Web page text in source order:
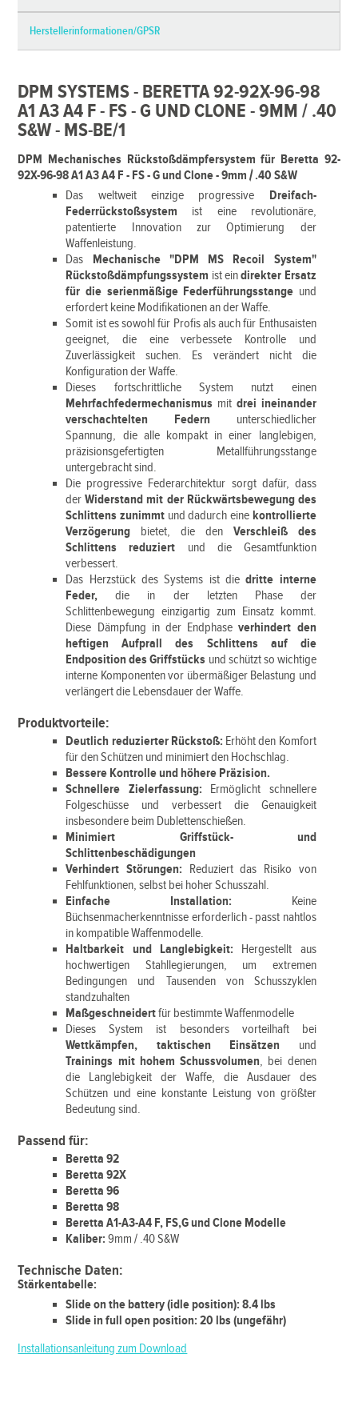
Herstellerinformationen/GPSR
DPM SYSTEMS - BERETTA 92-92X-96-98
A1 A3 A4 F - FS - G UND CLONE - 9MM / .40
S&W - MS-BE/1
DPM Mechanisches Rückstoßdämpfersystem für Beretta 92-
92X-96-98 A1 A3 A4 F - FS - G und Clone - 9mm / .40 S&W
Das weltweit einzige progressive Dreifach-
Federrückstoßsystem ist eine revolutionäre,
patentierte Innovation zur Optimierung der
Waffenleistung.
Das Mechanische "DPM MS Recoil System"
Rückstoßdämpfungssystem ist eindirekter Ersatz
für die serienmäßige Federführungsstange und
erfordert keine Modifikationen an der Waffe.
Somit ist es sowohl für Profis als auch für Enthusaisten
geeignet, die eine verbessete Kontrolle und
Zuverlässigkeit suchen. Es verändert nicht die
Konfiguration der Waffe.
Dieses fortschrittliche System nutzt einen
Mehrfachfedermechanismus mit drei ineinander
verschachtelten Federn unterschiedlicher
Spannung, die alle kompakt in einer langlebigen,
präzisionsgefertigten Metallführungsstange
untergebracht sind.
Die progressive Federarchitektur sorgt dafür, dass
derWiderstand mit der Rückwärtsbewegung des
Schlittens zunimmt und dadurch eine kontrollierte
Verzögerung bietet, die den Verschleiß des
Schlittens reduziert und die Gesamtfunktion
verbessert.
Das Herzstück des Systems ist diedritte interne
Feder, die in der letzten Phase der
Schlittenbewegung einzigartig zum Einsatz kommt.
Diese Dämpfung in der Endphaseverhindert den
heftigen Aufprall des Schlittens auf die
Endposition des Griffstücks und schützt so wichtige
interne Komponenten vor übermäßiger Belastung und
verlängert die Lebensdauer der Waffe.
Produktvorteile:
Deutlich reduzierter Rückstoß: Erhöht den Komfort
für den Schützen und minimiert den Hochschlag.
Bessere Kontrolle und höhere Präzision.
Schnellere Zielerfassung: Ermöglicht schnellere
Folgeschüsse und verbessert die Genauigkeit
insbesondere beim Dublettenschießen.
Minimiert Griffstück- und
Schlittenbeschädigungen
Verhindert Störungen: Reduziert das Risiko von
Fehlfunktionen, selbst bei hoher Schusszahl.
Einfache Installation: Keine
Büchsenmacherkenntnisse erforderlich - passt nahtlos
in kompatible Waffenmodelle.
Haltbarkeit und Langlebigkeit: Hergestellt aus
hochwertigen Stahllegierungen, um extremen
Bedingungen und Tausenden von Schusszyklen
standzuhalten
Maßgeschneidertfür bestimmte Waffenmodelle
Dieses System ist besonders vorteilhaft bei
Wettkämpfen, taktischen Einsätzen und
Trainings mit hohem Schussvolumen, bei denen
die Langlebigkeit der Waffe, die Ausdauer des
Schützen und eine konstante Leistung von größter
Bedeutung sind.
Passend für:
Beretta 92
Beretta 92X
Beretta 96
Beretta 98
Beretta A1-A3-A4 F, FS,G und Clone Modelle
Kaliber: 9mm / .40 S&W
Technische Daten:
Stärkentabelle:
Slide on the battery (idle position): 8.4 lbs
Slide in full open position: 20 lbs (ungefähr)
Installationsanleitung zum Download